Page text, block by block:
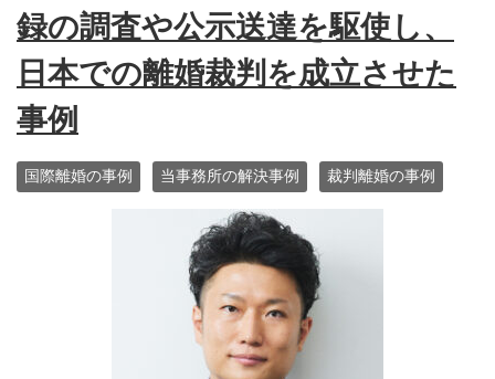
録の調査や公示送達を駆使し、
日本での離婚裁判を成立させた
事例
国際離婚の事例 当事務所の解決事例 裁判離婚の事例